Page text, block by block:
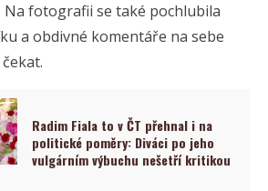
Na fotografii se také pochlubila
a obdivné komentáře na sebe
Radim Fiala to v ČT přehnal i na
politické poměry: Diváci po jeho
vulgárním výbuchu nešetří kritikou